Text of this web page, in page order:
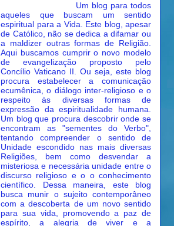
Um blog para todos
aqueles que buscam um sentido
espiritual para a Vida. Este blog, apesar
de Católico, não se dedica a difamar ou
a maldizer outras formas de Religião.
Aqui buscamos cumprir o novo modelo
de evangelização proposto pelo
Concílio Vaticano II. Ou seja, este blog
procura estabelecer a comunicação
ecumênica, o diálogo inter-religioso e o
respeito às diversas formas de
expressão da espiritualidade humana.
Um blog que procura descobrir onde se
encontram as "sementes do Verbo",
tentando compreender o sentido de
Unidade escondido nas mais diversas
Religiões, bem como desvendar a
misteriosa e necessária unidade entre o
discurso religioso e o o conhecimento
científico. Dessa maneira, este blog
busca munir o sujeito contemporâneo
com a descoberta de um novo sentido
para sua vida, promovendo a paz de
espírito, a alegria de viver e a